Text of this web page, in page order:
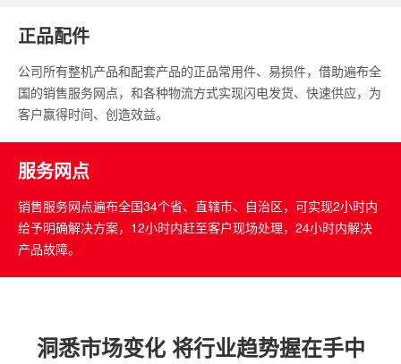
正品配件
公司所有整机产品和配套产品的正品常用件、易损件，借助遍布全
国的销售服务网点，和各种物流方式实现闪电发货、快速供应，为
客户赢得时间、创造效益。
服务网点
销售服务网点遍布全国34个省、直辖市、自治区，可实现2小时内
给予明确解决方案，12小时内赶至客户现场处理，24小时内解决
产品故障。
洞悉市场变化 将行业趋势握在手中